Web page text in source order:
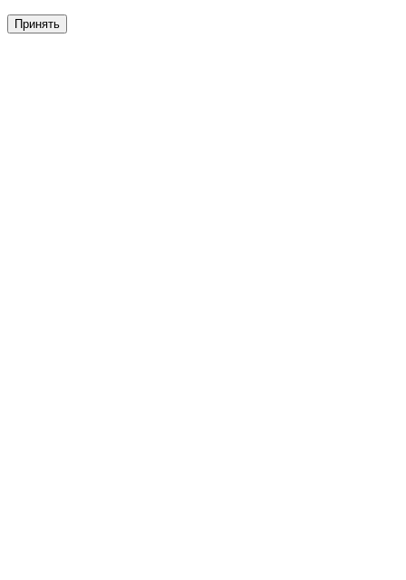
Принять